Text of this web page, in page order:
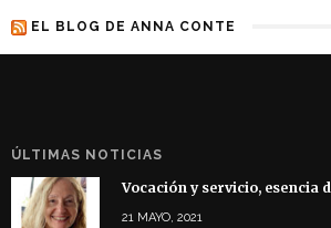
EL BLOG DE ANNA CONTE
ÚLTIMAS NOTICIAS
Vocación y servicio, esencia
21 MAYO, 2021